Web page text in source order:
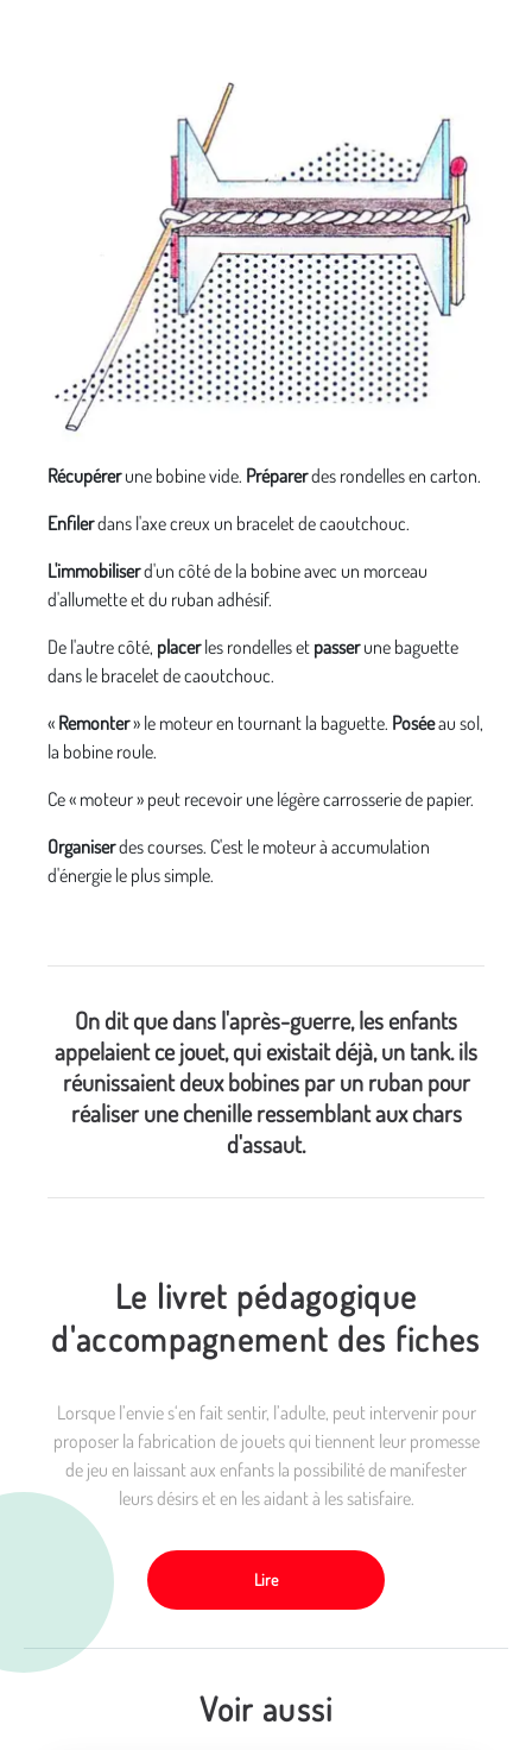
Récupérerune bobine vide. Préparerdes rondelles en carton.
Enfilerdans l'axe creux un bracelet de caoutchouc.
L'immobiliserd'un côté de la bobine avec un morceau
d'allumette et du ruban adhésif.
De l'autre côté, placerles rondelles et passerune baguette
dans le bracelet de caoutchouc.
« Remonter» le moteur en tournant la baguette. Poséeau sol,
la bobine roule.
Ce « moteur » peut recevoir une légère carrosserie de papier.
Organiserdes courses. C'est le moteur à accumulation
d'énergie le plus simple.
On dit que dans l'après-guerre, les enfants
appelaient ce jouet, qui existait déjà, un tank. ils
réunissaient deux bobines par un ruban pour
réaliser une chenille ressemblant aux chars
d'assaut.
Le livret pédagogique
d'accompagnement des fiches
Lorsque l’envie s‘en fait sentir, l’adulte, peut intervenir pour
proposer la fabrication de jouets qui tiennent leur promesse
de jeu en laissant aux enfants la possibilité de manifester
leurs désirs et en les aidant à les satisfaire.
Lire
Voir aussi